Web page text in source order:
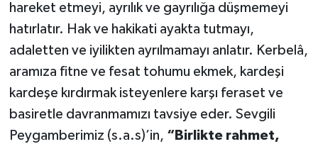
hareket etmeyi, ayrılık ve gayrılığa düşmemeyi
hatırlatır. Hak ve hakikati ayakta tutmayı,
adaletten ve iyilikten ayrılmamayı anlatır. Kerbelâ,
aramıza fitne ve fesat tohumu ekmek, kardeşi
kardeşe kırdırmak isteyenlere karşı feraset ve
basiretle davranmamızı tavsiye eder. Sevgili
Peygamberimiz (s.a.s)’in, “Birlikte rahmet,
Giresun Müftülüğü
Gümüşhane Müftülüğü
Hakkari Müftülüğü
Hatay Müftülüğü